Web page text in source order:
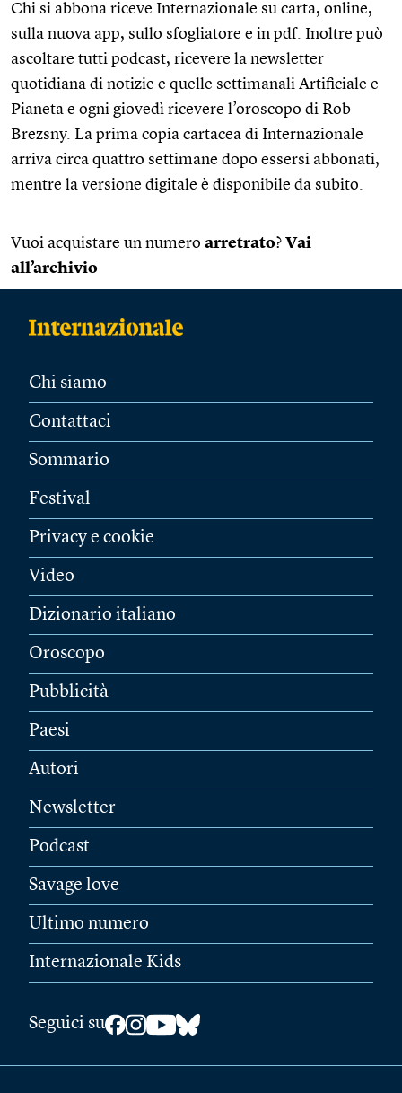
Chi si abbona riceve Internazionale su carta, online,
sulla nuova app, sullo sfogliatore e in pdf. Inoltre può
ascoltare tutti podcast, ricevere la newsletter
quotidiana di notizie e quelle settimanali Artificiale e
Pianeta e ogni giovedì ricevere l’oroscopo di Rob
Brezsny. La prima copia cartacea di Internazionale
arriva circa quattro settimane dopo essersi abbonati,
mentre la versione digitale è disponibile da subito.
Vuoi acquistare un numero arretrato? Vai
all’archivio
Chi siamo
Contattaci
Sommario
Festival
Privacy e cookie
Video
Dizionario italiano
Oroscopo
Pubblicità
Paesi
Autori
Newsletter
Podcast
Savage love
Ultimo numero
Internazionale Kids
Seguici su